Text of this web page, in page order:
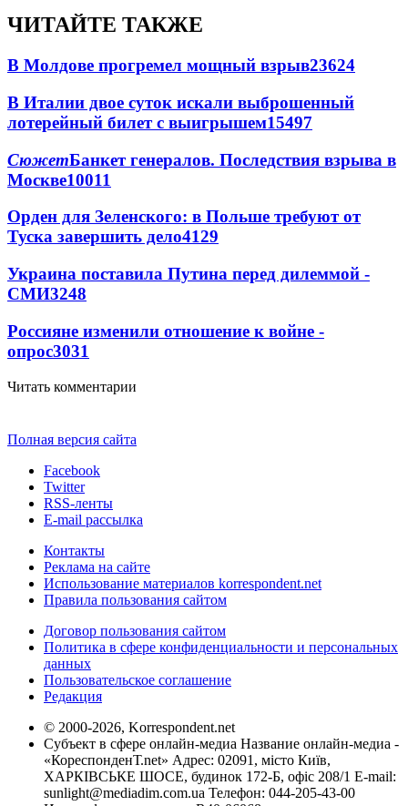
ЧИТАЙТЕ ТАКЖЕ
В Молдове прогремел мощный взрыв23624
В Италии двое суток искали выброшенный
лотерейный билет с выигрышем15497
СюжетБанкет генералов. Последствия взрыва в
Москве10011
Орден для Зеленского: в Польше требуют от
Туска завершить дело4129
Украина поставила Путина перед дилеммой -
СМИ3248
Россияне изменили отношение к войне -
опрос3031
Читать комментарии
Полная версия сайта
Facebook
Twitter
RSS-ленты
E-mail рассылка
Контакты
Реклама на сайте
Использование материалов korrespondent.net
Правила пользования сайтом
Договор пользования сайтом
Политика в сфере конфиденциальности и персональных
данных
Пользовательское соглашение
Редакция
© 2000-2026, Korrespondent.net
Субъект в сфере онлайн-медиа Название онлайн-медиа -
«КореспонденТ.net» Адрес: 02091, місто Київ,
ХАРКІВСЬКЕ ШОСЕ, будинок 172-Б, офіс 208/1 E-mail:
sunlight@mediadim.com.ua Телефон: 044-205-43-00